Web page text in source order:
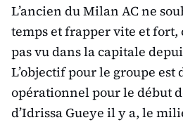
L’ancien du Milan AC ne
temps et frapper vite et fort,
pas vu dans la capitale
L’objectif pour le groupe est
opérationnel pour le début
d’Idrissa Gueye il y a, le